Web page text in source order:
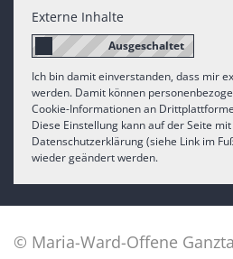
Externe Inhalte
Ich bin damit einverstanden, dass mir
werden. Damit können
Cookie-Informationen an
Diese Einstellung kann auf der Seite
Datenschutzerklärung (siehe Link im
wieder geändert werden.
© Maria-Ward-Offene